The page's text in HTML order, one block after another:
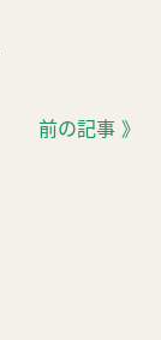
前の記事 》